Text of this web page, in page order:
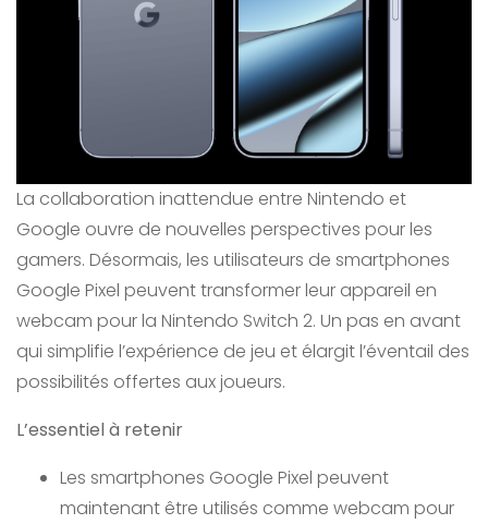
La collaboration inattendue entre Nintendo et
Google ouvre de nouvelles perspectives pour les
gamers. Désormais, les utilisateurs de smartphones
Google Pixel peuvent transformer leur appareil en
webcam pour la Nintendo Switch 2. Un pas en avant
qui simplifie l’expérience de jeu et élargit l’éventail des
possibilités offertes aux joueurs.
L’essentiel à retenir
Les smartphones Google Pixel peuvent
maintenant être utilisés comme webcam pour